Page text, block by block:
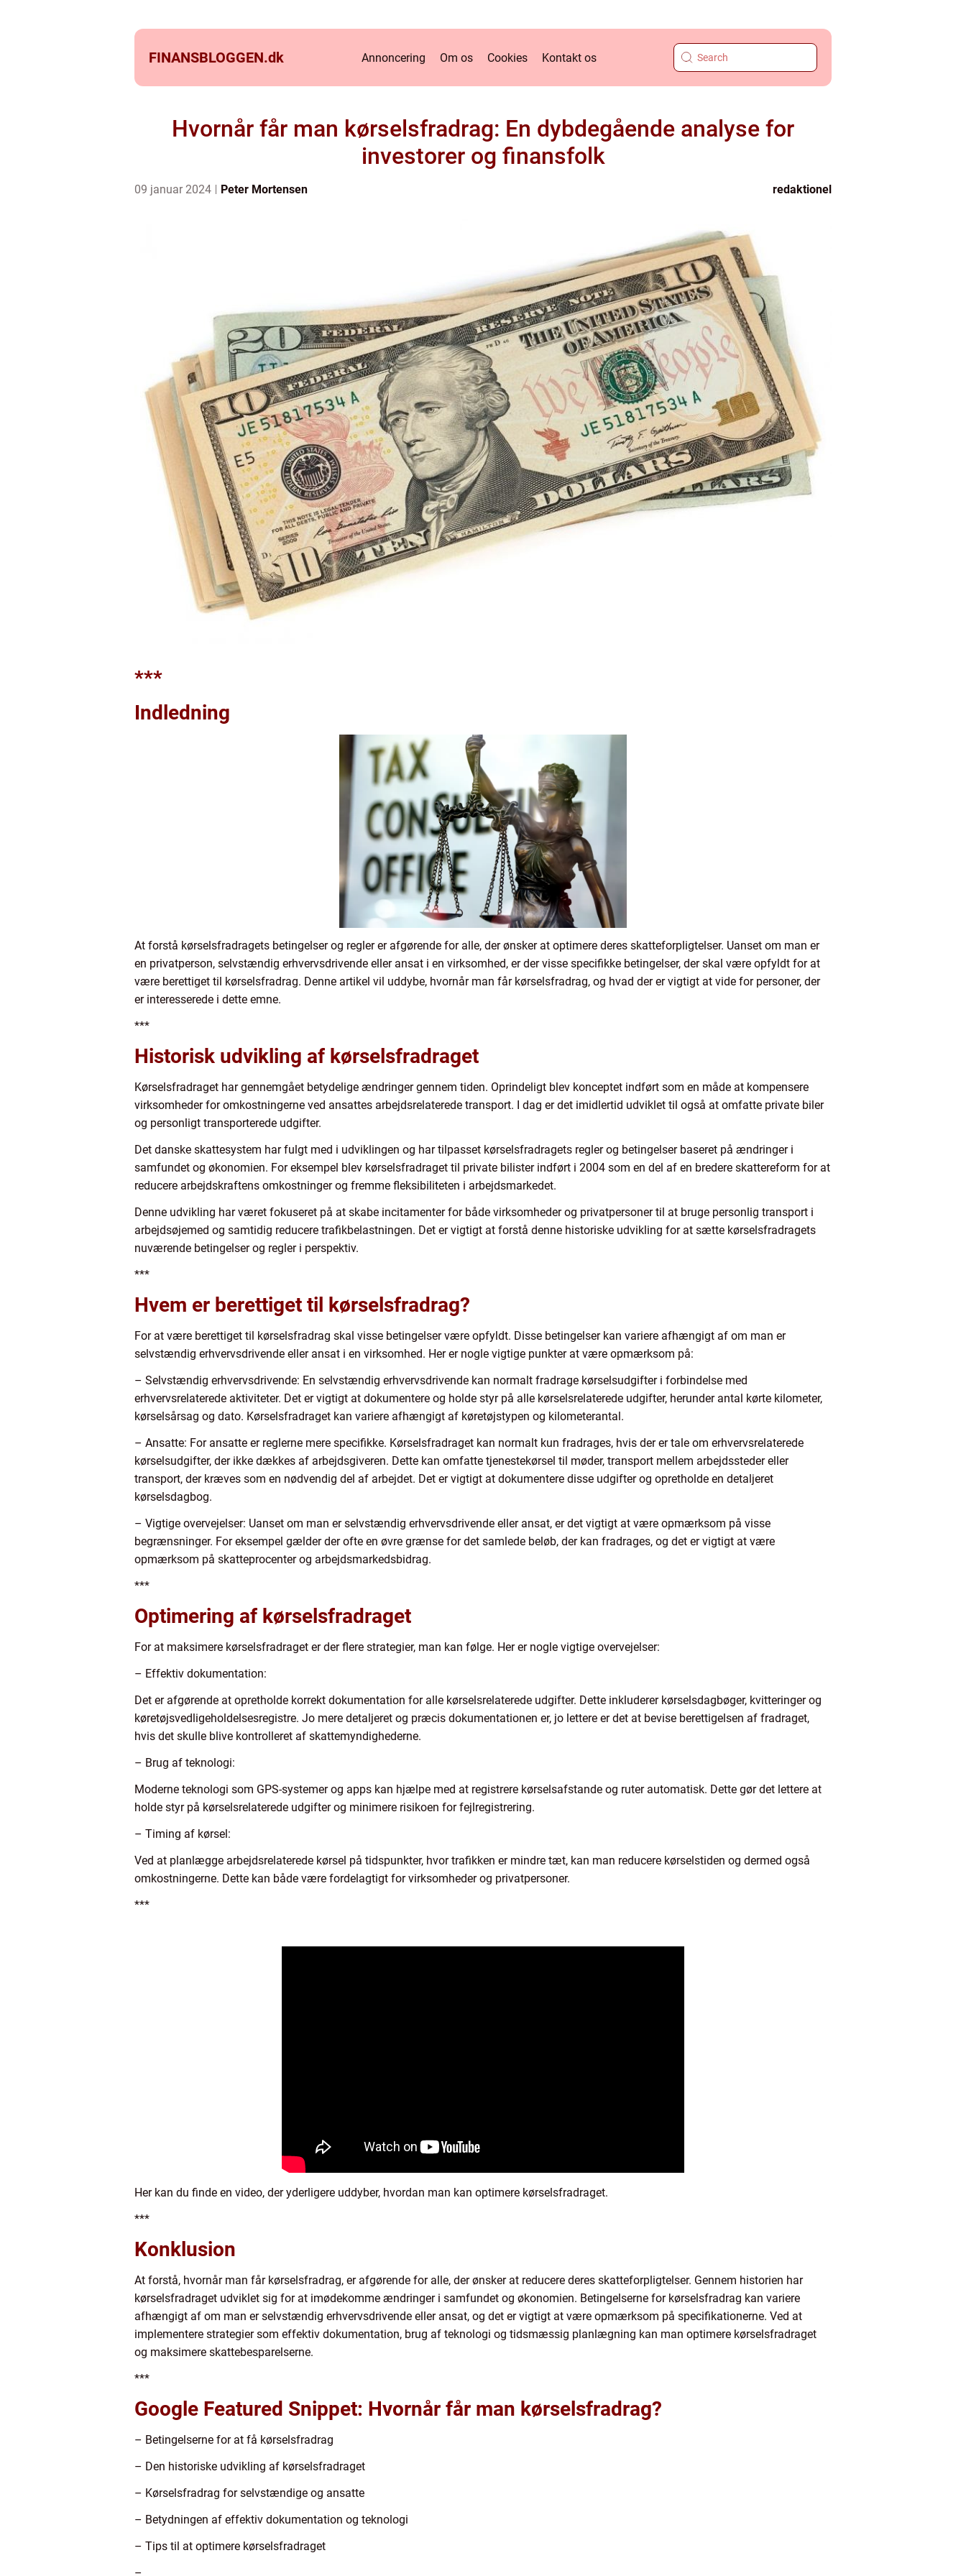
FINANSBLOGGEN.dk Annoncering Om os Cookies Kontakt os
Hvornår får man kørselsfradrag: En dybdegående analyse for
investorer og finansfolk
09 januar 2024 Peter Mortensen redaktionel
***
Indledning
At forstå kørselsfradragets betingelser og regler er afgørende for alle, der ønsker at optimere deres skatteforpligtelser. Uanset om man er
en privatperson, selvstændig erhvervsdrivende eller ansat i en virksomhed, er der visse specifikke betingelser, der skal være opfyldt for at
være berettiget til kørselsfradrag. Denne artikel vil uddybe, hvornår man får kørselsfradrag, og hvad der er vigtigt at vide for personer, der
er interesserede i dette emne.
***
Historisk udvikling af kørselsfradraget
Kørselsfradraget har gennemgået betydelige ændringer gennem tiden. Oprindeligt blev konceptet indført som en måde at kompensere
virksomheder for omkostningerne ved ansattes arbejdsrelaterede transport. I dag er det imidlertid udviklet til også at omfatte private biler
og personligt transporterede udgifter.
Det danske skattesystem har fulgt med i udviklingen og har tilpasset kørselsfradragets regler og betingelser baseret på ændringer i
samfundet og økonomien. For eksempel blev kørselsfradraget til private bilister indført i 2004 som en del af en bredere skattereform for at
reducere arbejdskraftens omkostninger og fremme fleksibiliteten i arbejdsmarkedet.
Denne udvikling har været fokuseret på at skabe incitamenter for både virksomheder og privatpersoner til at bruge personlig transport i
arbejdsøjemed og samtidig reducere trafikbelastningen. Det er vigtigt at forstå denne historiske udvikling for at sætte kørselsfradragets
nuværende betingelser og regler i perspektiv.
***
Hvem er berettiget til kørselsfradrag?
For at være berettiget til kørselsfradrag skal visse betingelser være opfyldt. Disse betingelser kan variere afhængigt af om man er
selvstændig erhvervsdrivende eller ansat i en virksomhed. Her er nogle vigtige punkter at være opmærksom på:
– Selvstændig erhvervsdrivende: En selvstændig erhvervsdrivende kan normalt fradrage kørselsudgifter i forbindelse med
erhvervsrelaterede aktiviteter. Det er vigtigt at dokumentere og holde styr på alle kørselsrelaterede udgifter, herunder antal kørte kilometer,
kørselsårsag og dato. Kørselsfradraget kan variere afhængigt af køretøjstypen og kilometerantal.
– Ansatte: For ansatte er reglerne mere specifikke. Kørselsfradraget kan normalt kun fradrages, hvis der er tale om erhvervsrelaterede
kørselsudgifter, der ikke dækkes af arbejdsgiveren. Dette kan omfatte tjenestekørsel til møder, transport mellem arbejdssteder eller
transport, der kræves som en nødvendig del af arbejdet. Det er vigtigt at dokumentere disse udgifter og opretholde en detaljeret
kørselsdagbog.
– Vigtige overvejelser: Uanset om man er selvstændig erhvervsdrivende eller ansat, er det vigtigt at være opmærksom på visse
begrænsninger. For eksempel gælder der ofte en øvre grænse for det samlede beløb, der kan fradrages, og det er vigtigt at være
opmærksom på skatteprocenter og arbejdsmarkedsbidrag.
***
Optimering af kørselsfradraget
For at maksimere kørselsfradraget er der flere strategier, man kan følge. Her er nogle vigtige overvejelser:
– Effektiv dokumentation:
Det er afgørende at opretholde korrekt dokumentation for alle kørselsrelaterede udgifter. Dette inkluderer kørselsdagbøger, kvitteringer og
køretøjsvedligeholdelsesregistre. Jo mere detaljeret og præcis dokumentationen er, jo lettere er det at bevise berettigelsen af fradraget,
hvis det skulle blive kontrolleret af skattemyndighederne.
– Brug af teknologi:
Moderne teknologi som GPS-systemer og apps kan hjælpe med at registrere kørselsafstande og ruter automatisk. Dette gør det lettere at
holde styr på kørselsrelaterede udgifter og minimere risikoen for fejlregistrering.
– Timing af kørsel:
Ved at planlægge arbejdsrelaterede kørsel på tidspunkter, hvor trafikken er mindre tæt, kan man reducere kørselstiden og dermed også
omkostningerne. Dette kan både være fordelagtigt for virksomheder og privatpersoner.
***
Her kan du finde en video, der yderligere uddyber, hvordan man kan optimere kørselsfradraget.
***
Konklusion
At forstå, hvornår man får kørselsfradrag, er afgørende for alle, der ønsker at reducere deres skatteforpligtelser. Gennem historien har
kørselsfradraget udviklet sig for at imødekomme ændringer i samfundet og økonomien. Betingelserne for kørselsfradrag kan variere
afhængigt af om man er selvstændig erhvervsdrivende eller ansat, og det er vigtigt at være opmærksom på specifikationerne. Ved at
implementere strategier som effektiv dokumentation, brug af teknologi og tidsmæssig planlægning kan man optimere kørselsfradraget
og maksimere skattebesparelserne.
***
Google Featured Snippet: Hvornår får man kørselsfradrag?
– Betingelserne for at få kørselsfradrag
– Den historiske udvikling af kørselsfradraget
– Kørselsfradrag for selvstændige og ansatte
– Betydningen af effektiv dokumentation og teknologi
– Tips til at optimere kørselsfradraget
–